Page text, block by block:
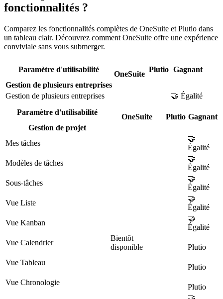
fonctionnalités ?
Comparez les fonctionnalités complètes de OneSuite et Plutio dans
un tableau clair. Découvrez comment OneSuite offre une expérience
conviviale sans vous submerger.
Paramètre d'utilisabilité
OneSuite
Plutio Gagnant
Gestion de plusieurs entreprises
Gestion de plusieurs entreprises
🤝 Égalité
Paramètre d'utilisabilité
OneSuite Plutio Gagnant
Gestion de projet
Mes tâches
🤝
Égalité
Modèles de tâches
🤝
Égalité
Sous-tâches
🤝
Égalité
Vue Liste
🤝
Égalité
Vue Kanban
🤝
Égalité
Vue Calendrier
Bientôt
disponible
Plutio
Vue Tableau
Plutio
Vue Chronologie
Plutio